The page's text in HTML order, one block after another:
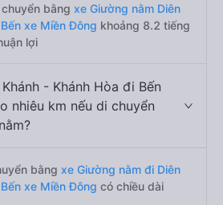
bằng xe Giường nằm Diên
xe Miền Đông khoảng 8.2 tiếng
lợi
- Khánh Hòa đi Bến
nhiêu km nếu di chuyển
bằng xe Giường nằm đi Diên
xe Miền Đông có chiều dài